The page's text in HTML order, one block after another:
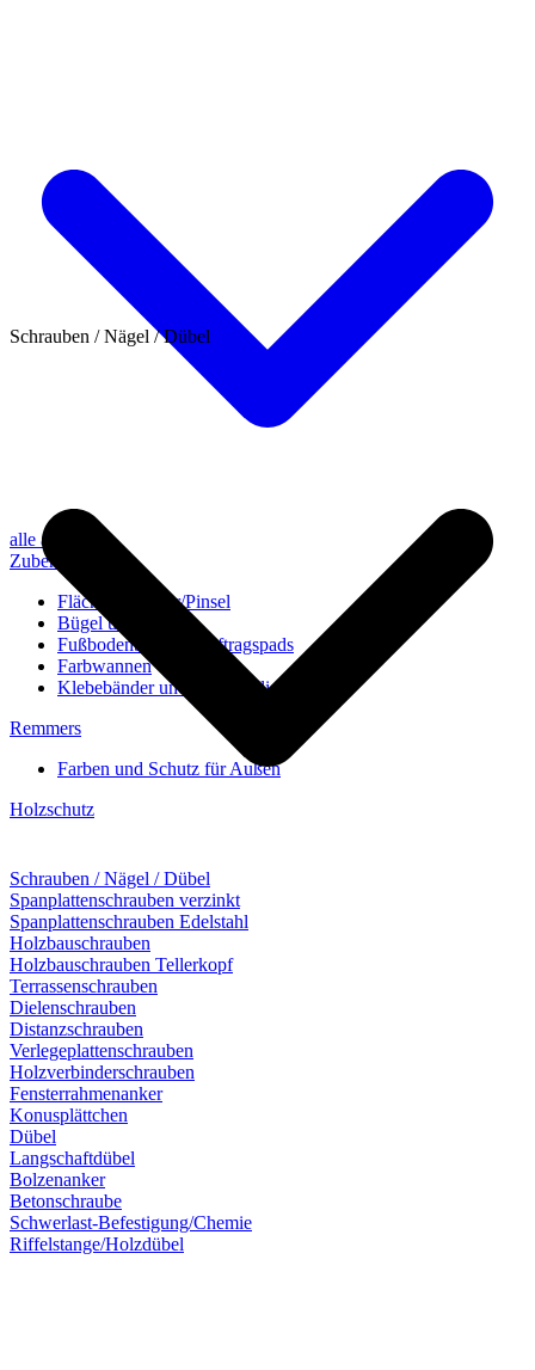
alle anzeigen
Zubehör
Flächenstreicher/Pinsel
Bügel und Rollen
Fußbodenbürsten/Auftragspads
Farbwannen
Klebebänder und Abdeckvlies
Remmers
Farben und Schutz für Außen
Holzschutz
Schrauben / Nägel / Dübel
Schrauben / Nägel / Dübel
Spanplattenschrauben verzinkt
Spanplattenschrauben Edelstahl
Holzbauschrauben
Holzbauschrauben Tellerkopf
Terrassenschrauben
Dielenschrauben
Distanzschrauben
Verlegeplattenschrauben
Holzverbinderschrauben
Fensterrahmenanker
Konusplättchen
Dübel
Langschaftdübel
Bolzenanker
Betonschraube
Schwerlast-Befestigung/Chemie
Riffelstange/Holzdübel